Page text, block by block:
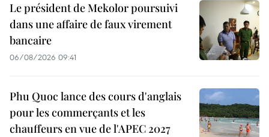
Le président de Mekolor poursuivi
dans une affaire de faux virement
bancaire
06/08/2026 09:41
Phu Quoc lance des cours d'anglais
pour les commerçants et les
chauffeurs en vue de l'APEC 2027